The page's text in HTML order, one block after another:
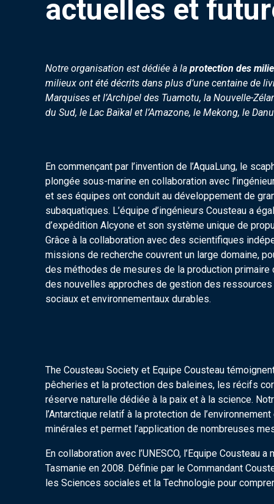
actuelles et
Notre organisation est dédiée à laprotection des
milieux ont été décrits dans plus d’une centaine de
Marquises et l’Archipel des Tuamotu, la Nouvelle-
du Sud, le Lac Baïkal et l’Amazone, le Mekong, le
En commençant par l’invention de l’AquaLung, le
plongée sous-marine en collaboration avec
et ses équipes ont conduit au développement de
subaquatiques. L’équipe d’ingénieurs Cousteau a
d’expédition Alcyone et son système unique de
Grâce à la collaboration avec des scientifiques
missions de recherche couvrent un large domaine,
des méthodes de mesures de la production primaire
des nouvelles approches de gestion des
sociaux et environnementaux durables.
The Cousteau Society et Equipe Cousteau
pêcheries et la protection des baleines, les récifs
réserve naturelle dédiée à la paix et à la science.
l’Antarctique relatif à la protection de
minérales et permet l’application de nombreuses
En collaboration avec l’UNESCO, l’Equipe
Tasmanie en 2008. Définie par le Commandant
les Sciences sociales et la Technologie pour